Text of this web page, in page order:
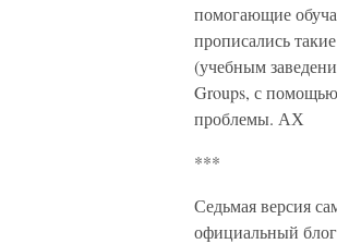
помогающие
прописались
(учебным
Groups, с помощью
проблемы. АХ
***
Седьмая версия
официальный